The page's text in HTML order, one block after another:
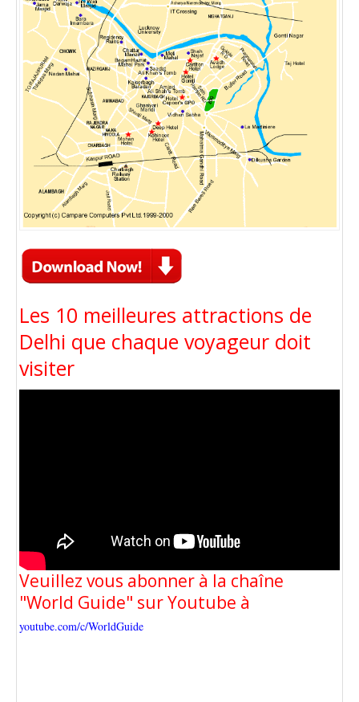
Les 10 meilleures attractions de
Delhi que chaque voyageur doit
visiter
Veuillez vous abonner à la chaîne
"World Guide" sur Youtube à
youtube.com/c/WorldGuide